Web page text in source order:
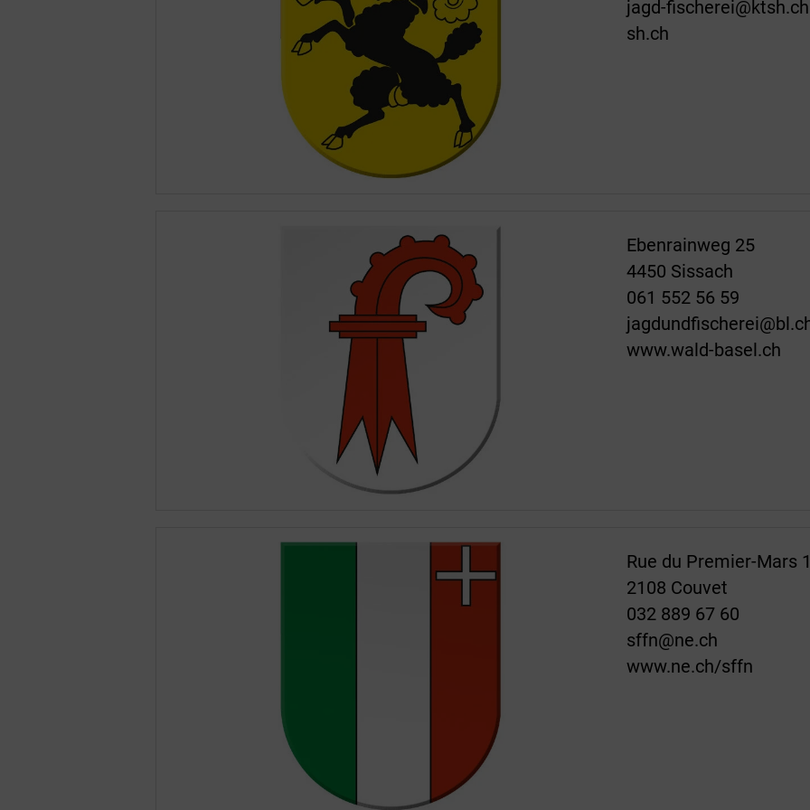
jagd-fischerei@ktsh.ch
sh.ch
Ebenrainweg 25
4450 Sissach
061 552 56 59
www.wald-basel.ch
Rue du Premier-Mars
2108 Couvet
032 889 67 60
sffn@ne.ch
www.ne.ch/sffn